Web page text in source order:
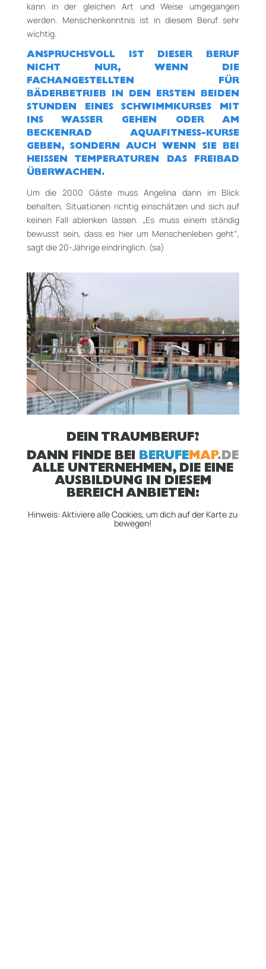
kann in der gleichen Art und Weise umgegangen
werden. Menschenkenntnis ist in diesem Beruf sehr
wichtig.
ANSPRUCHSVOLL IST DIESER BERUF
NICHT NUR, WENN DIE
FACHANGESTELLTEN FÜR
BÄDERBETRIEB IN DEN ERSTEN BEIDEN
STUNDEN EINES SCHWIMMKURSES MIT
INS WASSER GEHEN ODER AM
BECKENRAD AQUAFITNESS­-KURSE
GEBEN, SONDERN AUCH WENN SIE BEI
HEISSEN TEMPERATUREN DAS FREIBAD Ü
BERWACHEN.
Um die 2000 Gäste muss Angelina dann im Blick
behalten, Situationen richtig einschätzen und sich auf
keinen Fall ablenken lassen. „Es muss einem ständig
bewusst sein, dass es hier um Menschenleben geht“,
sagt die 20­-Jährige eindringlich. (sa)
DEIN TRAUMBERUF?
DANN FINDE BEI BERUFEMAP.DE
ALLE UNTERNEHMEN, DIE EINE
AUSBILDUNG IN DIESEM
BEREICH ANBIETEN:
Hinweis: Aktiviere alle Cookies, um dich auf der Karte zu
bewegen!